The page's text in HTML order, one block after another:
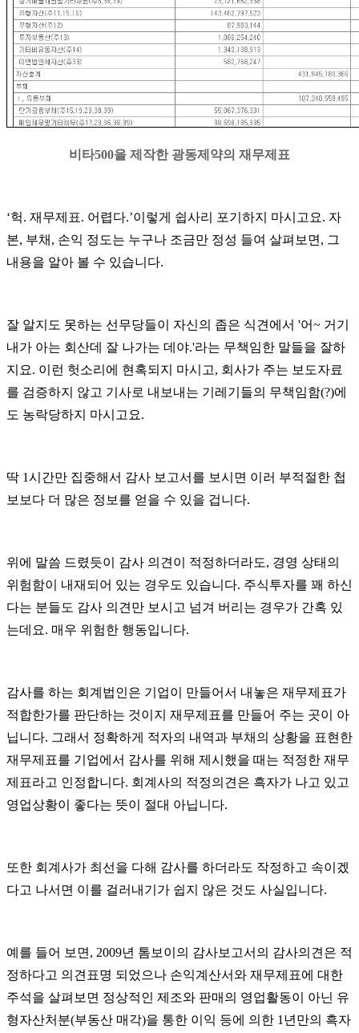
비타500을 제작한 광동제약의 재무제표
‘헉. 재무제표. 어렵다.’이렇게 쉽사리 포기하지 마시고요. 자
본, 부채 , 손익 정도는 누구나 조금만 정성 들여 살펴보면 , 그
내용을 알아 볼 수 있습니다.
잘 알지도 못하는 선무당들이 자신의 좁은 식견에서 '어~ 거기
내가 아는 회산데 잘 나가는 데야.'라는 무책임한 말들을 잘하
지요. 이런 헛소리에 현혹되지 마시고, 회사가 주는 보도자료
를 검증하지 않고 기사로 내보내는 기레기들의 무책임함(?)에
도 농락당하지 마시고요.
딱 1시간만 집중해서 감사 보고서를 보시면 이러 부적절한 첩
보보다 더 많은 정보를 얻을 수 있을 겁니다.
위에 말씀 드렸듯이 감사 의견이 적정하더라도, 경영 상태의
위험함이 내재되어 있는 경우도 있습니다. 주식투자를 꽤 하신
다는 분들도 감사 의견만 보시고 넘겨 버리는 경우가 간혹 있
는데요. 매우 위험한 행동입니다.
감사를 하는 회계법인은 기업이 만들어서 내놓은 재무제표가
적합한가를 판단하는 것이지 재무제표를 만들어 주는 곳이 아
닙니다. 그래서 정확하게 적자의 내역과 부채의 상황을 표현한
재무제표를 기업에서 감사를 위해 제시했을 때는 적정한 재무
제표라고 인정합니다. 회계사의 적정의견은 흑자가 나고 있고
영업상황이 좋다는 뜻이 절대 아닙니다.
또한 회계사가 최선을 다해 감사를 하더라도 작정하고 속이겠
다고 나서면 이를 걸러내기가 쉽지 않은 것도 사실입니다.
예를 들어 보면 , 2009년 톰보이의 감사보고서의 감사의견은 적
정하다고 의견표명 되었으나 손익계산서와 재무제표에 대한
주석을 살펴보면 정상적인 제조와 판매의 영업활동이 아닌 유
형자산처분(부동산 매각)을 통한 이익 등에 의한 1 년만의 흑자